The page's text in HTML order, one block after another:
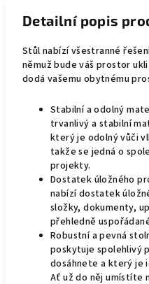
Detailní popis
Stůl nabízí všestranné
němuž bude váš prostor
dodá vašemu obytnému
Stabilní a odolný
trvanlivý a stabilní
který je odolný vůči
takže se jedná o
projekty.
Dostatek úložného
nabízí dostatek
složky, dokumenty,
přehledně
Robustní a pevná
poskytuje spolehlivý
dosáhnete a který je
Ať už do něj umístíte